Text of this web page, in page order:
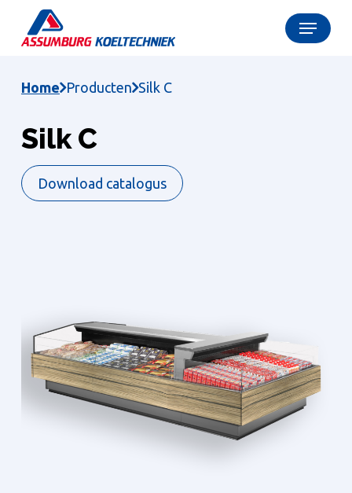
main
Menu
Home Producten Silk C
Silk C
Download catalogus